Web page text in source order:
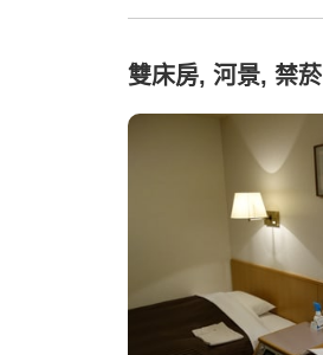
雙床房, 河景, 禁菸